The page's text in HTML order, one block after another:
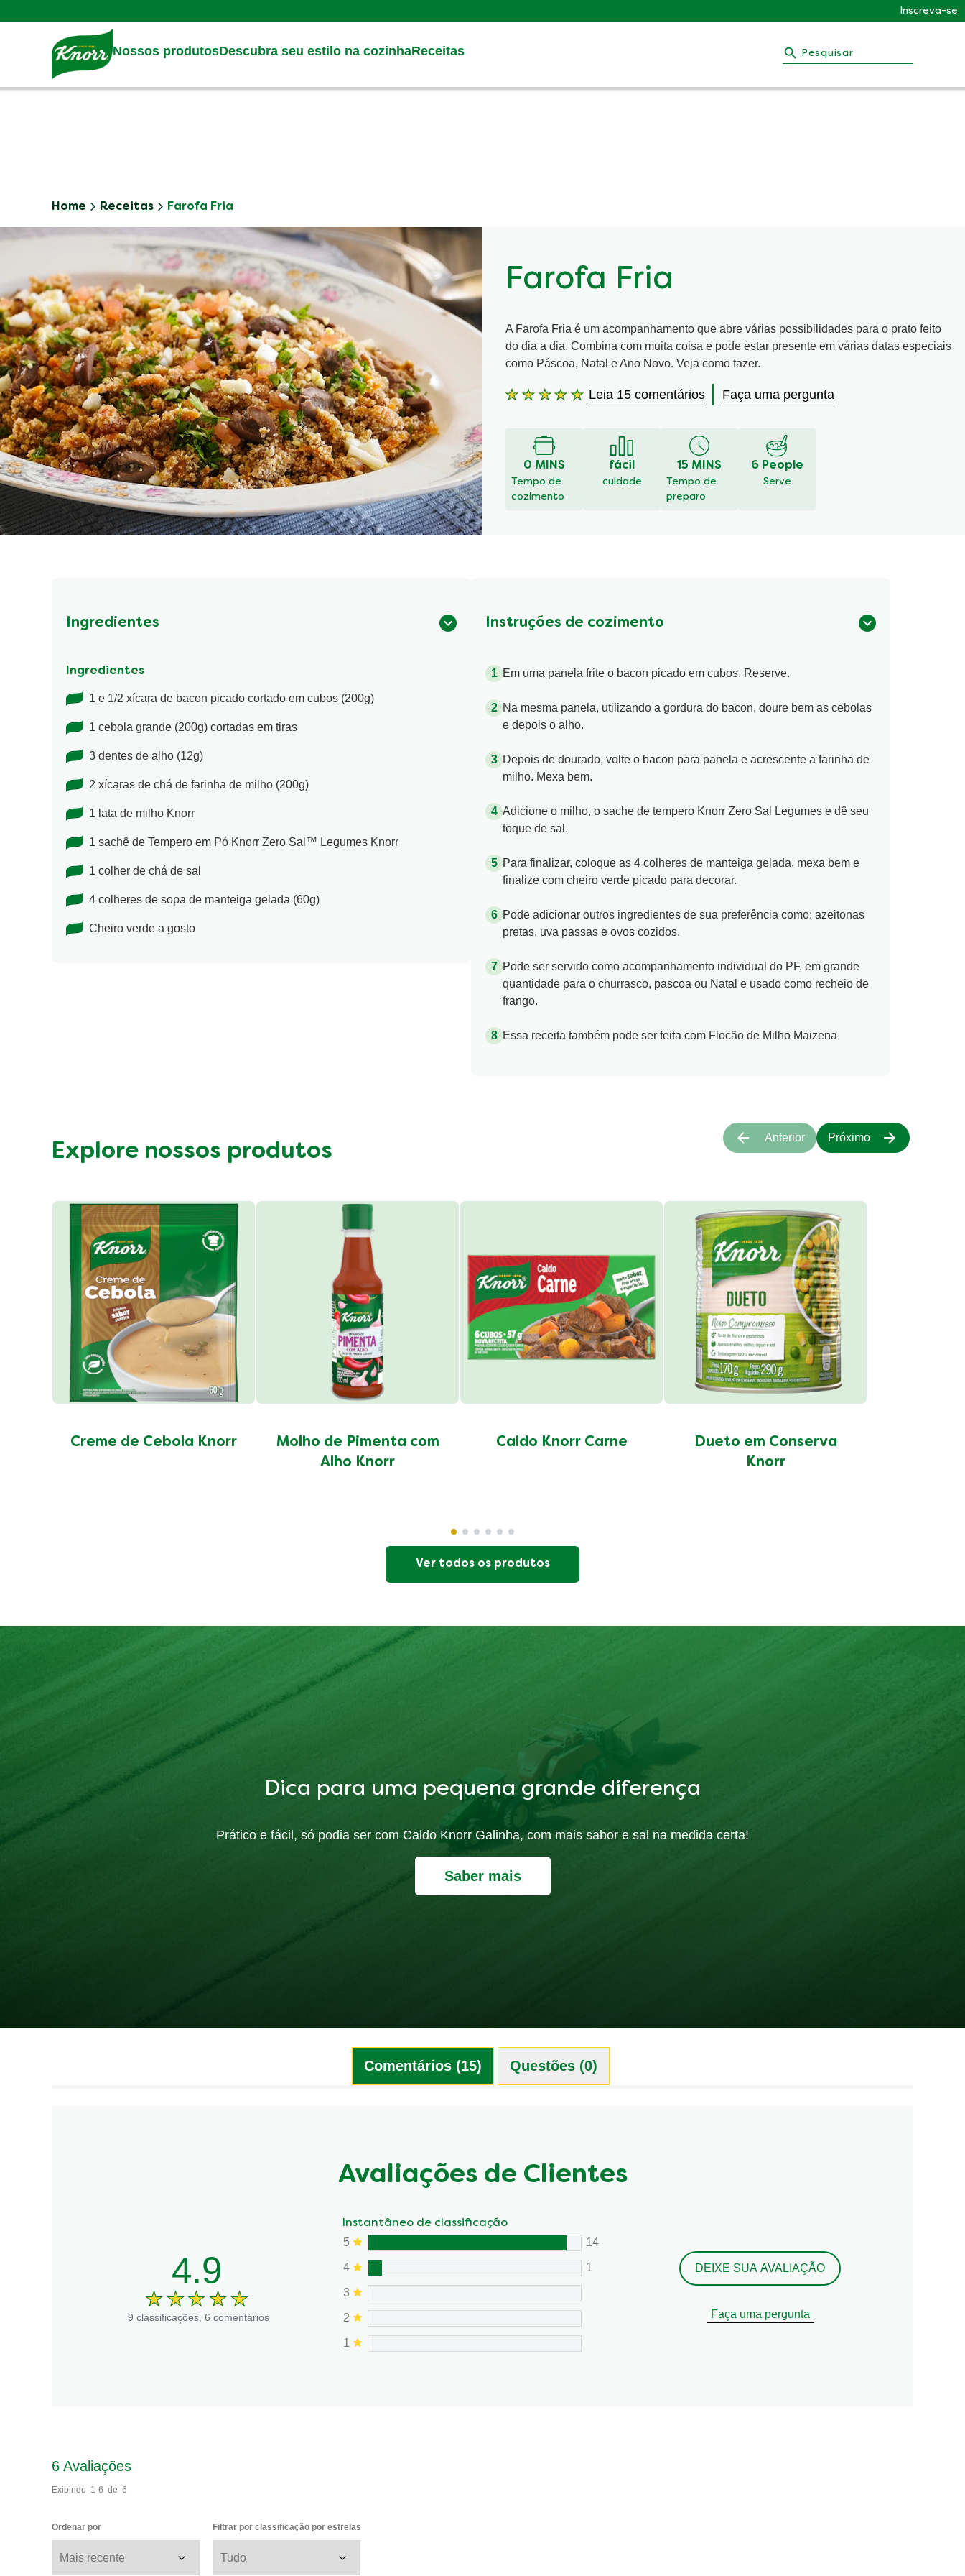
Main content
Inscreva-se
Nossos produtosDescubra seu estilo na cozinhaReceitas Pesquisar
Home Receitas Farofa Fria
Farofa Fria
A Farofa Fria é um acompanhamento que abre várias possibilidades para o prato feito
do dia a dia. Combina com muita coisa e pode estar presente em várias datas especiais
como Páscoa, Natal e Ano Novo. Veja como fazer.
A
Farofa
Fria
4.9
Leia 15 comentários Faça uma pergunta
0 MINS
Tempo de
cozimento
fácil
culdade
15 MINS
Tempo de
preparo
6 People
Serve
Ingredientes
Ingredientes
1 e 1/2 xícara de bacon picado cortado em cubos (200g)
1 cebola grande (200g) cortadas em tiras
3 dentes de alho (12g)
2 xícaras de chá de farinha de milho (200g)
1 lata de milho Knorr
1 sachê de Tempero em Pó Knorr Zero Sal™ Legumes Knorr
1 colher de chá de sal
4 colheres de sopa de manteiga gelada (60g)
Cheiro verde a gosto
Instruções de cozimento
Em uma panela frite o bacon picado em cubos. Reserve.
Na mesma panela, utilizando a gordura do bacon, doure bem as cebolas
e depois o alho.
Depois de dourado, volte o bacon para panela e acrescente a farinha de
milho. Mexa bem.​
Adicione o milho, o sache de tempero Knorr Zero Sal Legumes e dê seu
toque de sal.​
Para finalizar, coloque as 4 colheres de manteiga gelada, mexa bem e
finalize com cheiro verde picado para decorar.​
Pode adicionar outros ingredientes de sua preferência como: azeitonas
pretas, uva passas e ovos cozidos.
Pode ser servido como acompanhamento individual do PF, em grande
quantidade para o churrasco, pascoa ou Natal e usado como recheio de
frango.
Essa receita também pode ser feita com Flocão de Milho Maizena
Explore nossos produtos
Creme de Cebola Knorr
Molho de Pimenta com
Alho Knorr
Caldo Knorr Carne
Dueto em Conserva
Knorr
Anterior Próximo
Ver todos os produtos
Dica para uma pequena grande diferença
Prático e fácil, só podia ser com Caldo Knorr Galinha, com mais sabor e sal na medida certa!
Saber mais
Comentários (15) Questões (0)
Avaliações de Clientes
4.9
9 classificações, 6 comentários
Instantâneo de classificação
5 14
4 1
3
2
1
DEIXE SUA AVALIAÇÃO
Faça uma pergunta
6 Avaliações
Exibindo 1-6 de 6
Ordenar por Filtrar por classificação por estrelas